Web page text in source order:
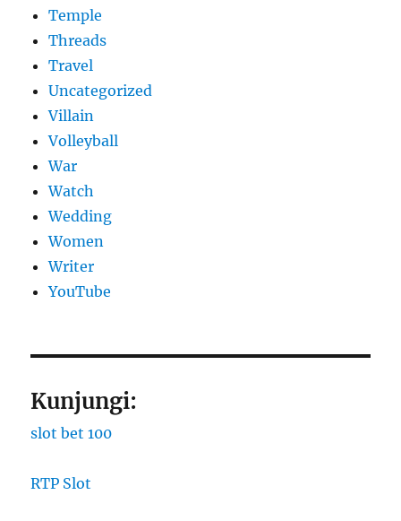
Temple
Threads
Travel
Uncategorized
Villain
Volleyball
War
Watch
Wedding
Women
Writer
YouTube
Kunjungi:
slot bet 100
RTP Slot